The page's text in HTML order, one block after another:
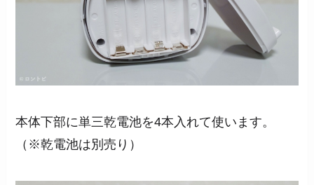
本体下部に単三乾電池を4本入れて使います。
（※乾電池は別売り）